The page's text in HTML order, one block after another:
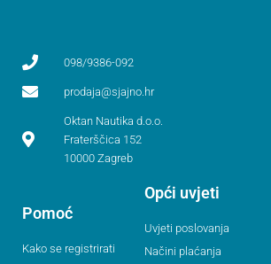
098/9386-092
prodaja@sjajno.hr
Oktan Nautika d.o.o.
Fraterščica 152
10000 Zagreb
Pomoć
Kako se registrirati
Opći uvjeti
Uvjeti poslovanja
Načini plaćanja